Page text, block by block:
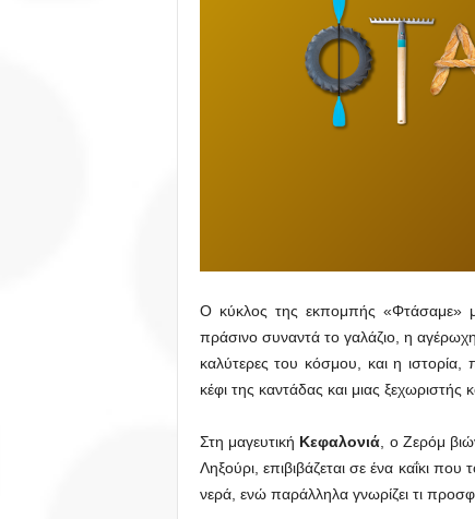
Ο κύκλος της εκπομπής «Φτάσαμε»
πράσινο συναντά το γαλάζιο, η
καλύτερες του κόσμου, και η ιστορία,
κέφι της καντάδας και μιας ξεχωριστής
Στη μαγευτική Κεφαλονιά , ο Ζερόμ
Ληξούρι, επιβιβάζεται σε ένα καΐκι που
νερά, ενώ παράλληλα γνωρίζει τι